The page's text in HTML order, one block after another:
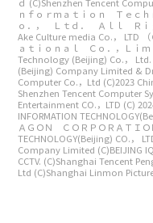
ｎｆｏｒｍａｔｉｏｎ Ｔｅｃ
ｏ．， Ｌｔｄ． Ａｌｌ Ｒｉ
Ake Culture media Co.， LTD
ａｔｉｏｎａｌ Ｃｏ．，Ｌｉｍ
Technology (Beijing) Co.， Ltd.
(Beijing) Company Limited &
Computer Co.，Ltd (C)2023
Shenzhen Tencent Computer
Entertainment CO.，LTD (C)
INFORMATION
ＡＧＯＮ ＣＯＲＰＯＲＡＴＩＯ
TECHNOLOGY(Beijing) CO.，
Company Limited (C)BEIJING
CCTV. (C)Shanghai Tencent
Ltd (C)Shanghai Linmon